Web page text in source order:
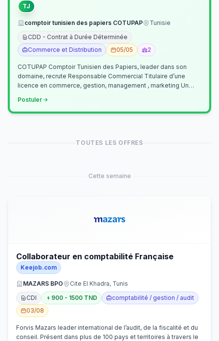
TJ
comptoir tunisien des papiers COTUPAP
Tunisie
CDD - Contrat à Durée Déterminée
Commerce et Distribution
05/05 2
COTUPAP Comptoir Tunisien des Papiers, leader dans son
domaine, recrute Responsable Commercial Titulaire d’une
licence en commerce, gestion, management , marketing Un
Postuler
TOUTES LES OFFRES
Cette semaine
Collaborateur en comptabilité Française
Keejob.com
MAZARS BPO
Cite El Khadra, Tunis
CDI
900 - 1500 TND
comptabilité / gestion / audit
03/08
Forvis Mazars leader international de l’audit, de la fiscalité et du
conseil. Présent dans plus de 100 pays et territoires à travers le